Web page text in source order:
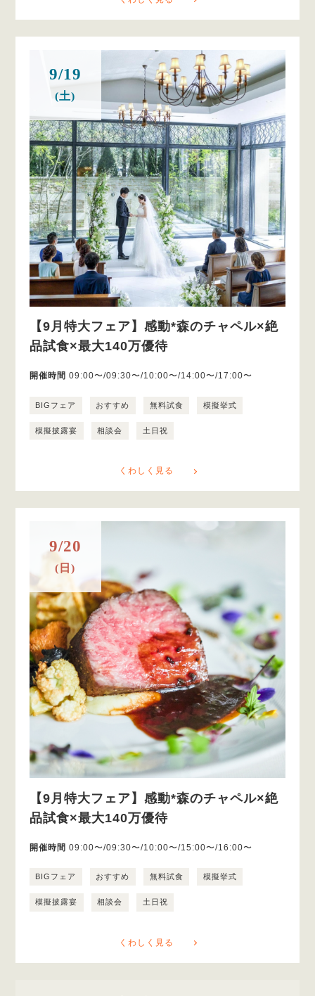
9/19
(土)
【9月特大フェア】感動*森のチャペル×絶
品試食×最大140万優待
開催時間 09:00〜/09:30〜/10:00〜/14:00〜/17:00〜
BIGフェア おすすめ 無料試食 模擬挙式
模擬披露宴 相談会 土日祝
くわしく見る
9/20
(日)
【9月特大フェア】感動*森のチャペル×絶
品試食×最大140万優待
開催時間 09:00〜/09:30〜/10:00〜/15:00〜/16:00〜
BIGフェア おすすめ 無料試食 模擬挙式
模擬披露宴 相談会 土日祝
くわしく見る